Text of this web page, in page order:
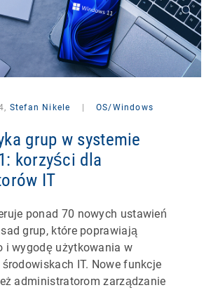
Stefan Nikele OS/Windows
grup w systemie
korzyści dla
IT
ponad 70 nowych ustawień
grup, które poprawiają
i wygodę użytkowania w
IT. Nowe funkcje
administratorom zarządzanie